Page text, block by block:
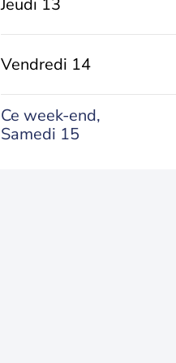
Jeudi 13
Vendredi 14
Ce week-end,
Samedi 15